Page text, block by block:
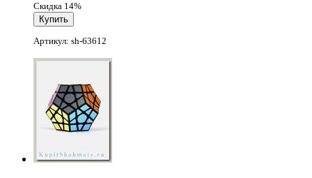
Скидка 14%
Артикул: sh-63612